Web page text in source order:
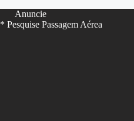
Anuncie
* Pesquise Passagem Aérea